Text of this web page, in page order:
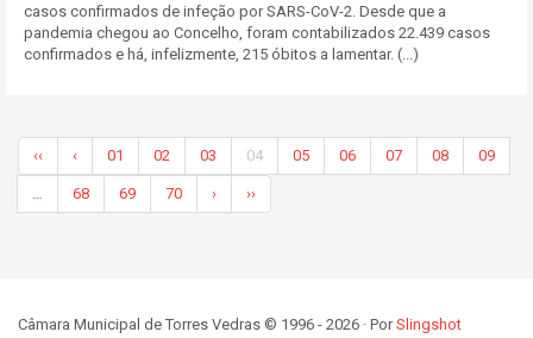
casos confirmados de infeção por SARS-CoV-2. Desde que a
pandemia chegou ao Concelho, foram contabilizados 22.439 casos
confirmados e há, infelizmente, 215 óbitos a lamentar. (...)
‹‹ ‹ 01 02 03 04 05 06 07 08 09
… 68 69 70 › ››
Câmara Municipal de Torres Vedras © 1996 - 2026 · PorSlingshot